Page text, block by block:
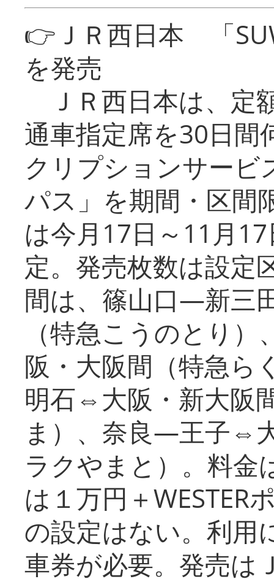
👉ＪＲ西日本 「
を発売
ＪＲ西日本は、定
通車指定席を30日間
クリプションサービ
パス」を期間・区間
は今月17日～11月
定。発売枚数は設定
間は、篠山口―新三
（特急こうのとり
阪・大阪間（特急
明石⇔大阪・新大阪
ま）、奈良―王子⇔
ラクやまと）。料金
は１万円＋WESTER
の設定はない。利用
車券が必要。発売は